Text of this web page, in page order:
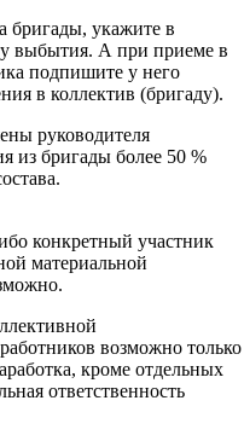
бригады, укажите в
выбытия. А при приеме в
подпишите у него
в коллектив (бригаду).
руководителя
из бригады более 50 %
конкретный участник
материальной
возможно только
кроме отдельных
ответственность